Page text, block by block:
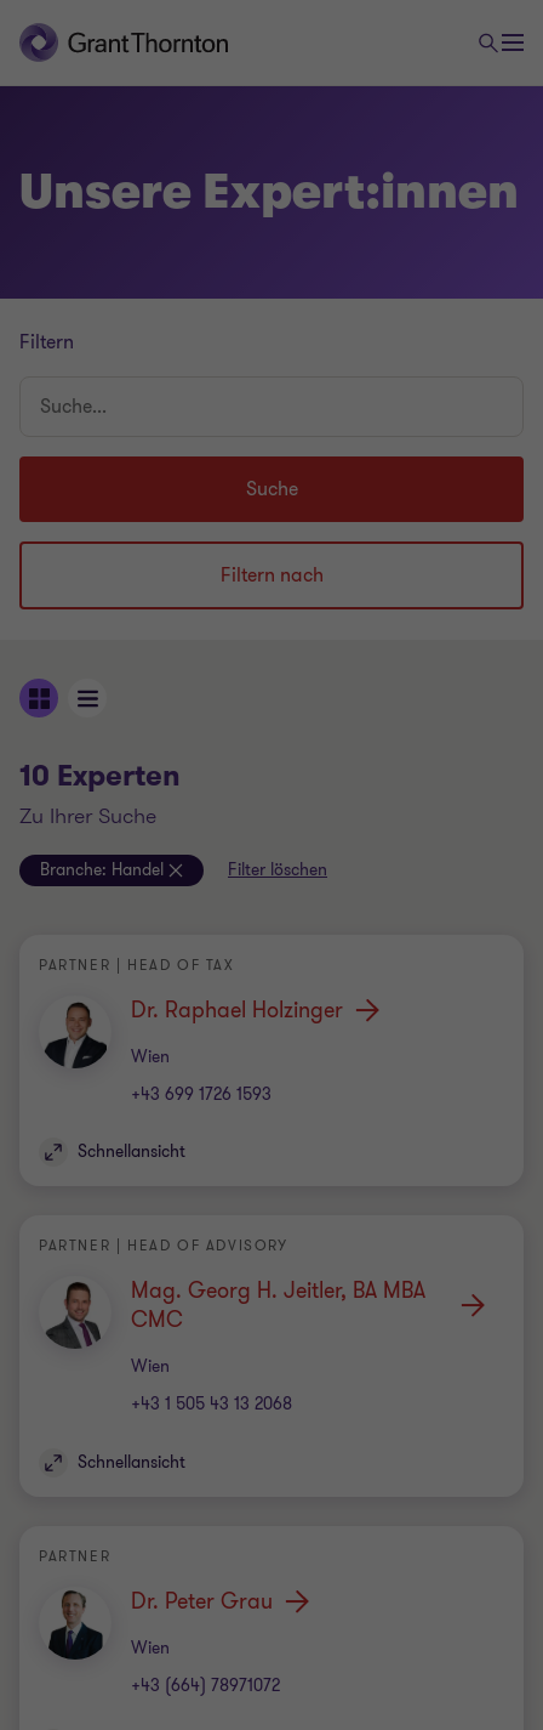
Unsere Expert:innen
Filtern
Filtern nach
Suche
10 Experten
zu Ihrer Suche
Branche: Handel Filter löschen
PARTNER | HEAD OF TAX
Dr. Raphael Holzinger
Wien
Standort
+43 699 1726 1593
Schnellansicht
PARTNER | HEAD OF ADVISORY
Mag. Georg H. Jeitler, BA MBA
CMC
Wien
Standort
+43 1 505 43 13 2068
Schnellansicht
PARTNER
Dr. Peter Grau
Wien
Standort
+43 (664) 78971072